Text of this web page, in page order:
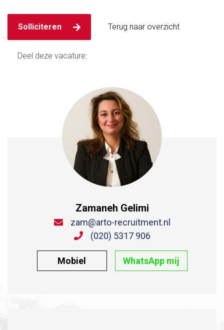
Deel deze vacature:
Zamaneh Gelimi
zam@arto-recruitment.nl
(020) 5317 906
Mobiel WhatsApp mij